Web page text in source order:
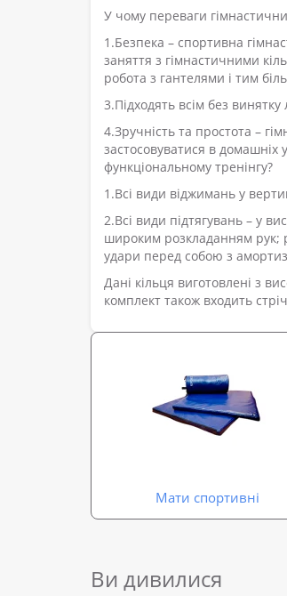
У чому переваги
1.Безпека – спортивна
заняття з гімнастичними
робота з гантелями і тим
3.Підходять всім без
4.Зручність та простота –
застосовуватися в
функціональному тренінгу?
1.Всі види віджимань у
2.Всі види підтягувань – у
широким розкладанням рук;
удари перед собою з
Дані кільця виготовлені з
комплект також входить
Мати спортивні
Ви дивилися